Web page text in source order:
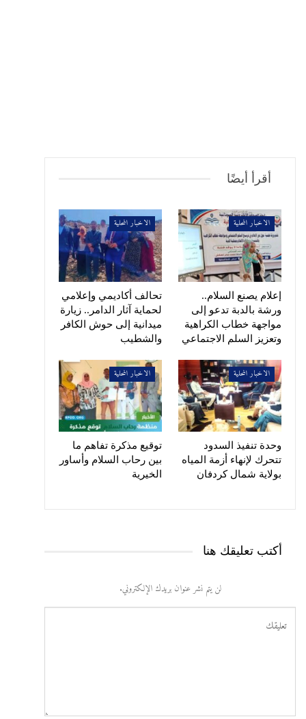
أقرأ أيضًا
الاخبار المحلية
إعلام يصنع السلام..
ورشة بالدبة تدعو إلى
مواجهة خطاب الكراهية
وتعزيز السلم الاجتماعي
الاخبار المحلية
تحالف أكاديمي وإعلامي
لحماية آثار الدامر.. زيارة
ميدانية إلى حوش الكافر
والشطيب
الاخبار المحلية
وحدة تنفيذ السدود
تتحرك لإنهاء أزمة المياه
بولاية شمال كردفان
الاخبار المحلية
توقيع مذكرة تفاهم ما
بين رحاب السلام وأساور
الخيرية
أكتب تعليقك هنا
لن يتم نشر عنوان بريدك الإلكتروني.